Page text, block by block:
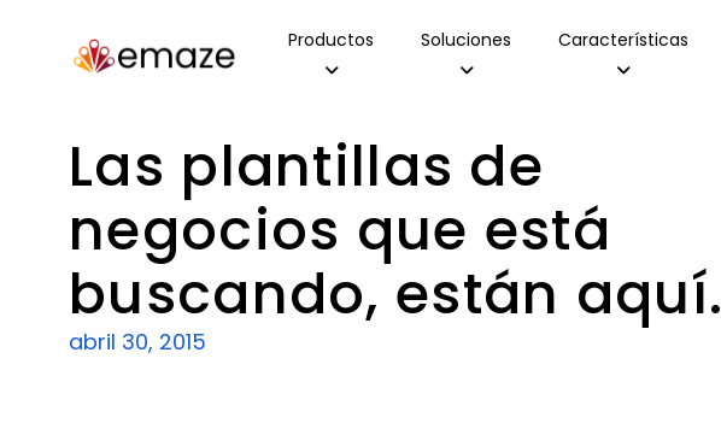
Productos Soluciones Características
Las plantillas de
negocios que está
buscando, están aquí.
abril 30, 2015